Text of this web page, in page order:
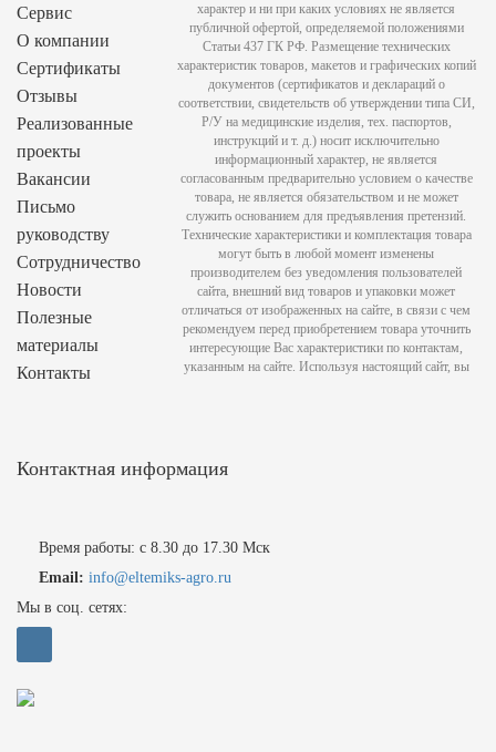
Сервис
О компании
Сертификаты
Отзывы
Реализованные
проекты
Вакансии
Письмо
руководству
Сотрудничество
Новости
Полезные
материалы
Контакты
Контактная информация
Время работы: с 8.30 до 17.30 Мск
Email: info@eltemiks-agro.ru
Мы в соц. сетях:
характер и ни при каких условиях не является
публичной офертой, определяемой положениями
Статьи 437 ГК РФ. Размещение технических
характеристик товаров, макетов и графических копий
документов (сертификатов и деклараций о
соответствии, свидетельств об утверждении типа СИ,
Р/У на медицинские изделия, тех. паспортов,
инструкций и т. д.) носит исключительно
информационный характер, не является
согласованным предварительно условием о качестве
товара, не является обязательством и не может
служить основанием для предъявления претензий.
Технические характеристики и комплектация товара
могут быть в любой момент изменены
производителем без уведомления пользователей
сайта, внешний вид товаров и упаковки может
отличаться от изображенных на сайте, в связи с чем
рекомендуем перед приобретением товара уточнить
интересующие Вас характеристики по контактам,
указанным на сайте. Используя настоящий сайт, вы